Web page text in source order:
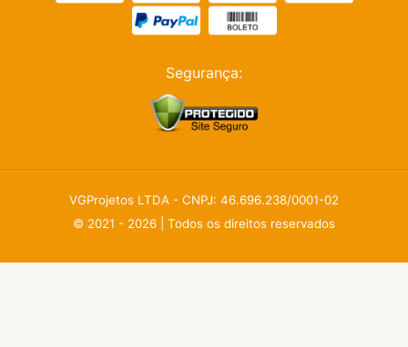
Segurança:
VGProjetos LTDA - CNPJ: 46.696.238/0001-02
© 2021 - 2026 | Todos os direitos reservados